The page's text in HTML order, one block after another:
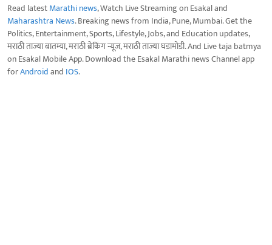
Read latestMarathi news, Watch Live Streaming on Esakal and
Maharashtra News. Breaking news from India, Pune, Mumbai. Get the
Politics, Entertainment, Sports, Lifestyle, Jobs, and Education updates,
मराठी ताज्या बातम्या, मराठी ब्रेकिंग न्यूज, मराठी ताज्या घडामोडी. And Live taja batmya
on Esakal Mobile App. Download the Esakal Marathi news Channel app
forAndroidand IOS.